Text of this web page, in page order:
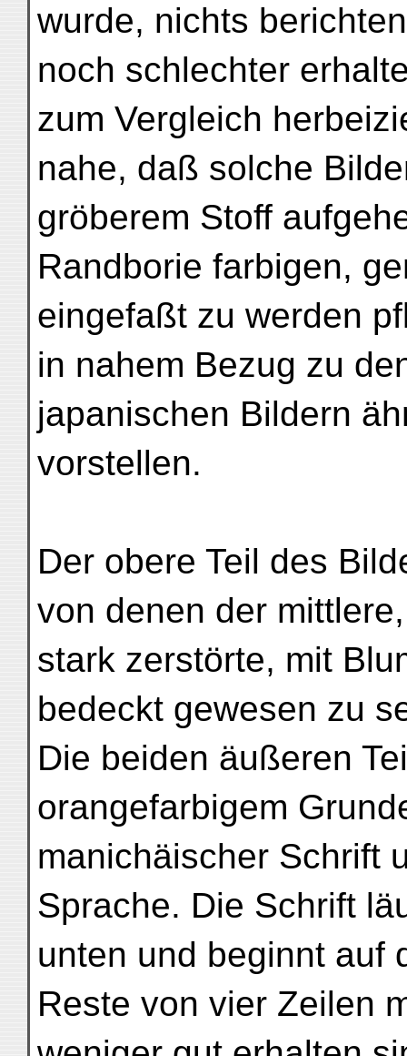
wurde, nichts
noch schlechter
zum Vergleich
nahe, daß solche
gröberem Stoff
Randborie farbigen,
eingefaßt zu werden
in nahem Bezug zu
japanischen Bildern
vorstellen.
Der obere Teil des
von denen der
stark zerstörte, mit
bedeckt gewesen zu
Die beiden äußeren
orangefarbigem
manichäischer Schrift
Sprache. Die Schrift
unten und beginnt auf
Reste von vier Zeilen